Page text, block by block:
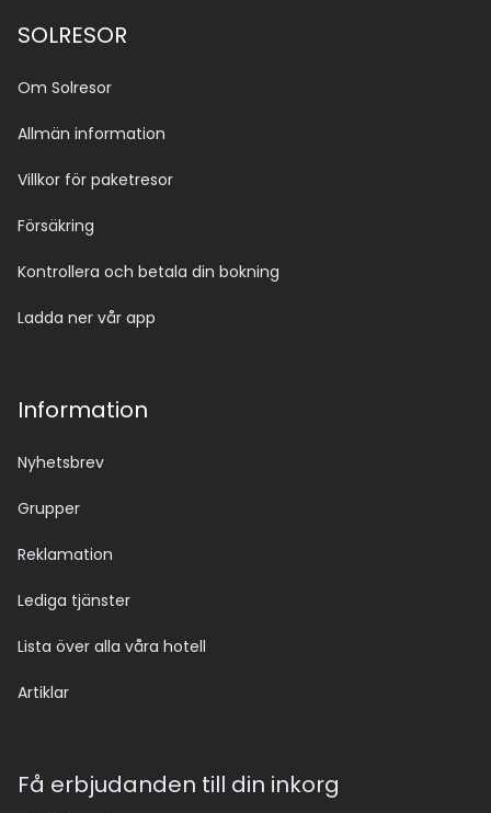
SOLRESOR
Om Solresor
Allmän information
Villkor för paketresor
Försäkring
Kontrollera och betala din bokning
Ladda ner vår app
Information
Nyhetsbrev
Grupper
Reklamation
Lediga tjänster
Lista över alla våra hotell
Artiklar
Få erbjudanden till din inkorg